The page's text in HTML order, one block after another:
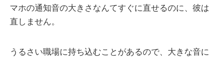
マホの通知音の大きさなんてすぐに直せるのに、彼は
直しません。
うるさい職場に持ち込むことがあるので、大きな音に